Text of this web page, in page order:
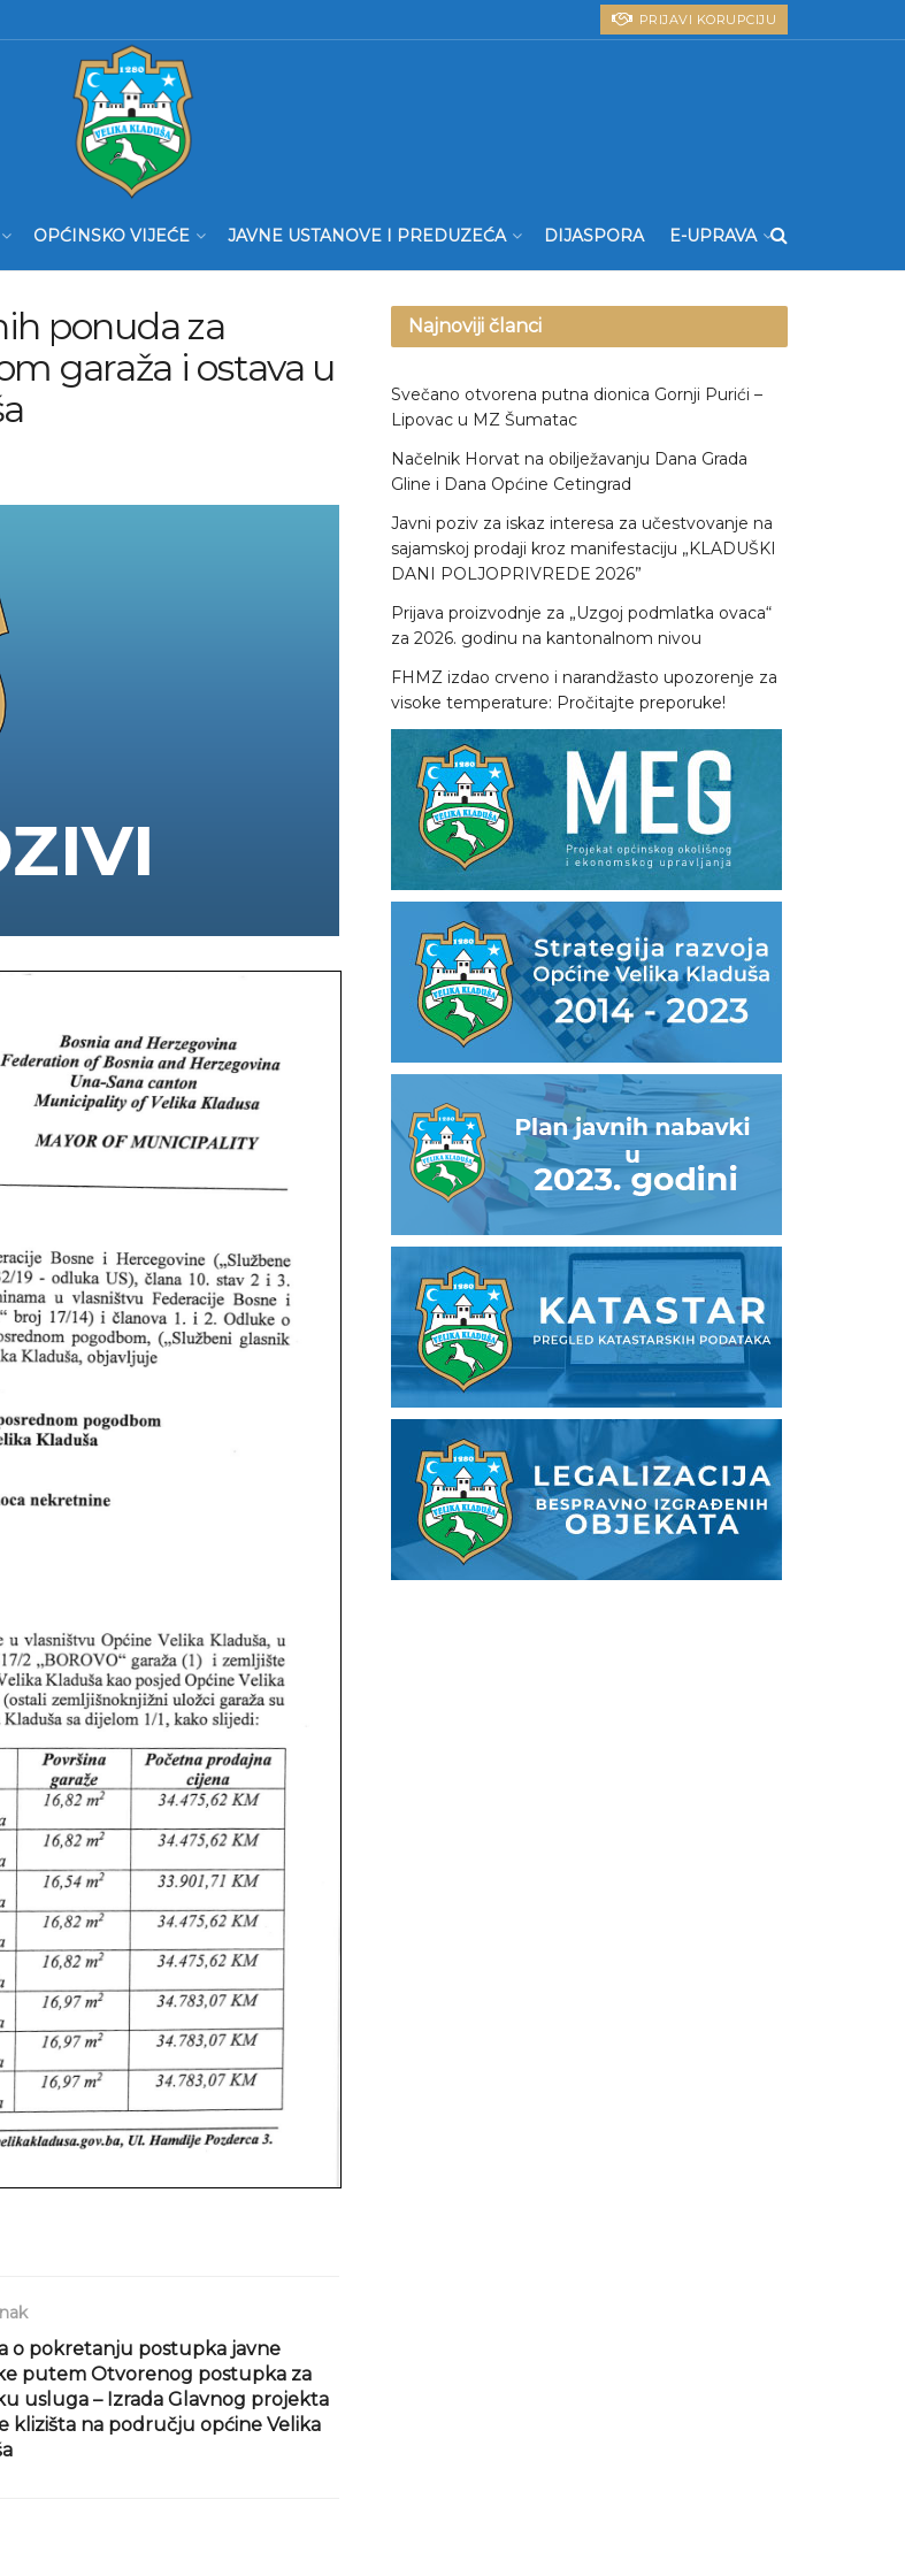
PRIJAVI KORUPCIJU
OPĆINSKO VIJEĆE JAVNE USTANOVE I PREDUZEĆA DIJASPORA E-UPRAVA
ponuda za
garaža i ostava u
o pokretanju postupka javne
putem Otvorenog postupka za
usluga – Izrada Glavnog projekta
klizišta na području općine Velika
Najnoviji članci
Svečano otvorena putna dionica Gornji Purići –
Lipovac u MZ Šumatac
Načelnik Horvat na obilježavanju Dana Grada
Gline i Dana Općine Cetingrad
Javni poziv za iskaz interesa za učestvovanje na
sajamskoj prodaji kroz manifestaciju „KLADUŠKI
DANI POLJOPRIVREDE 2026”
Prijava proizvodnje za „Uzgoj podmlatka ovaca“
za 2026. godinu na kantonalnom nivou
FHMZ izdao crveno i narandžasto upozorenje za
visoke temperature: Pročitajte preporuke!